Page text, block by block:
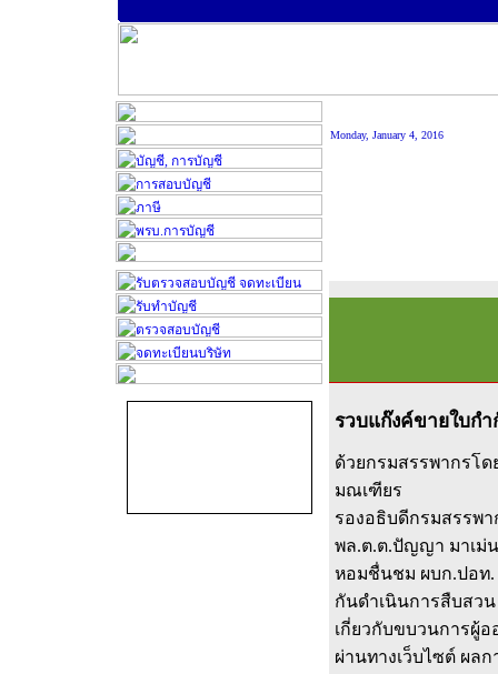
Monday, January 4, 2016
รวบแก๊งค์ขายใบก
ด้วยกรมสรรพากรโ
มณเฑียร
รองอธิบดีกรมสรรพ
พล.ต.ต.ปัญญา มาเม่
หอมชื่นชม ผบก.ปอท.
กันดำเนินการสืบสวน
เกี่ยวกับขบวนการผู้
ผ่านทางเว็บไซต์ ผลก